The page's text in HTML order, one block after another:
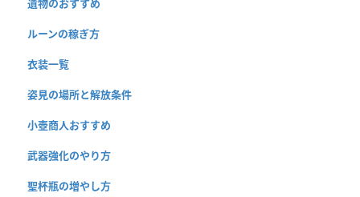
遺物のおすすめ
ルーンの稼ぎ方
衣装一覧
姿見の場所と解放条件
小壺商人おすすめ
武器強化のやり方
聖杯瓶の増やし方